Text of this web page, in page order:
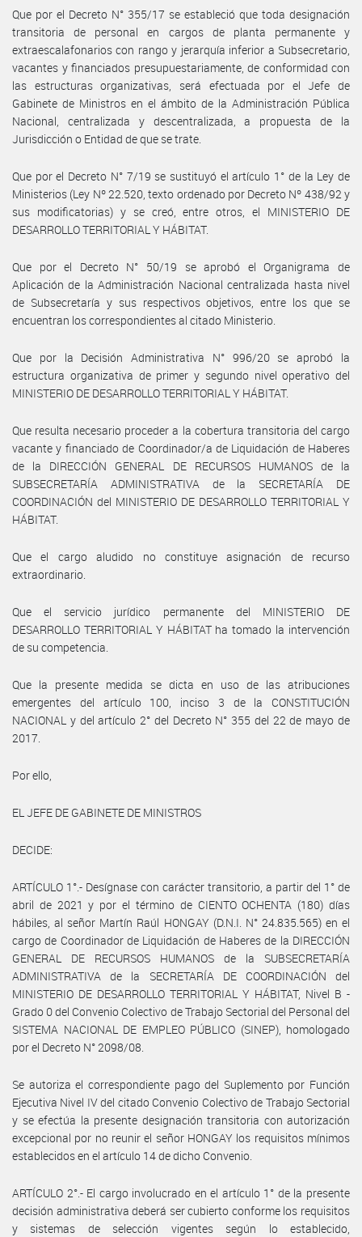
Que por el Decreto N° 355/17 se estableció que toda designación
transitoria de personal en cargos de planta permanente y
extraescalafonarios con rango y jerarquía inferior a Subsecretario,
vacantes y financiados presupuestariamente, de conformidad con
las estructuras organizativas, será efectuada por el Jefe de
Gabinete de Ministros en el ámbito de la Administración Pública
Nacional, centralizada y descentralizada, a propuesta de la
Jurisdicción o Entidad de que se trate.
Que por el Decreto N° 7/19 se sustituyó el artículo 1° de la Ley de
Ministerios (Ley Nº 22.520, texto ordenado por Decreto Nº 438/92 y
sus modificatorias) y se creó, entre otros, el MINISTERIO DE
DESARROLLO TERRITORIAL Y HÁBITAT.
Que por el Decreto N° 50/19 se aprobó el Organigrama de
Aplicación de la Administración Nacional centralizada hasta nivel
de Subsecretaría y sus respectivos objetivos, entre los que se
encuentran los correspondientes al citado Ministerio.
Que por la Decisión Administrativa N° 996/20 se aprobó la
estructura organizativa de primer y segundo nivel operativo del
MINISTERIO DE DESARROLLO TERRITORIAL Y HÁBITAT.
Que resulta necesario proceder a la cobertura transitoria del cargo
vacante y financiado de Coordinador/a de Liquidación de Haberes
de la DIRECCIÓN GENERAL DE RECURSOS HUMANOS de la
SUBSECRETARÍA ADMINISTRATIVA de la SECRETARÍA DE
COORDINACIÓN del MINISTERIO DE DESARROLLO TERRITORIAL Y
HÁBITAT.
Que el cargo aludido no constituye asignación de recurso
extraordinario.
Que el servicio jurídico permanente del MINISTERIO DE
DESARROLLO TERRITORIAL Y HÁBITAT ha tomado la intervención
de su competencia.
Que la presente medida se dicta en uso de las atribuciones
emergentes del artículo 100, inciso 3 de la CONSTITUCIÓN
NACIONAL y del artículo 2° del Decreto N° 355 del 22 de mayo de
2017.
Por ello,
EL JEFE DE GABINETE DE MINISTROS
DECIDE:
ARTÍCULO 1°.- Desígnase con carácter transitorio, a partir del 1° de
abril de 2021 y por el término de CIENTO OCHENTA (180) días
hábiles, al señor Martín Raúl HONGAY (D.N.I. N° 24.835.565) en el
cargo de Coordinador de Liquidación de Haberes de la DIRECCIÓN
GENERAL DE RECURSOS HUMANOS de la SUBSECRETARÍA
ADMINISTRATIVA de la SECRETARÍA DE COORDINACIÓN del
MINISTERIO DE DESARROLLO TERRITORIAL Y HÁBITAT, Nivel B -
Grado 0 del Convenio Colectivo de Trabajo Sectorial del Personal del
SISTEMA NACIONAL DE EMPLEO PÚBLICO (SINEP), homologado
por el Decreto N° 2098/08.
Se autoriza el correspondiente pago del Suplemento por Función
Ejecutiva Nivel IV del citado Convenio Colectivo de Trabajo Sectorial
y se efectúa la presente designación transitoria con autorización
excepcional por no reunir el señor HONGAY los requisitos mínimos
establecidos en el artículo 14 de dicho Convenio.
ARTÍCULO 2°.- El cargo involucrado en el artículo 1° de la presente
decisión administrativa deberá ser cubierto conforme los requisitos
y sistemas de selección vigentes según lo establecido,